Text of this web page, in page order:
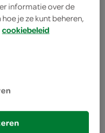
kleur- en
informatie over de
je ze kunt beheren,
cookiebeleid